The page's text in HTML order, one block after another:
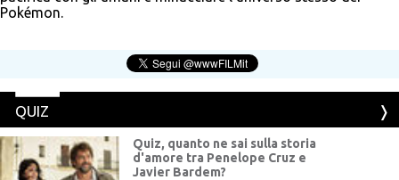
Pokémon.
QUIZ
Quiz, quanto ne sai sulla storia
d'amore tra Penelope Cruz e
Javier Bardem?